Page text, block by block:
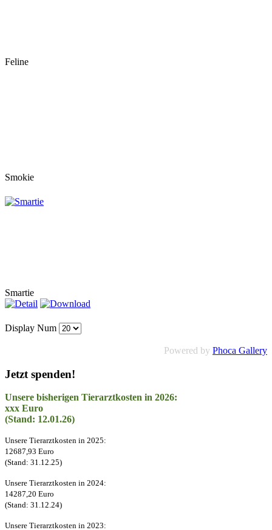
Feline
Smokie
Smartie
Display Num
Powered by Phoca Gallery
Jetzt spenden!
Unsere bisherigen Tierarztkosten in 2026:
xxx Euro
(Stand: 12.01.26)
Unsere Tierarztkosten in 2025:
12687,93 Euro
(Stand: 31.12.25)
Unsere Tierarztkosten in 2024:
14287,20 Euro
(Stand: 31.12.24)
Unsere Tierarztkosten in 2023: